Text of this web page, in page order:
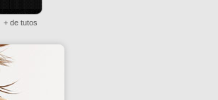
+ de tutos